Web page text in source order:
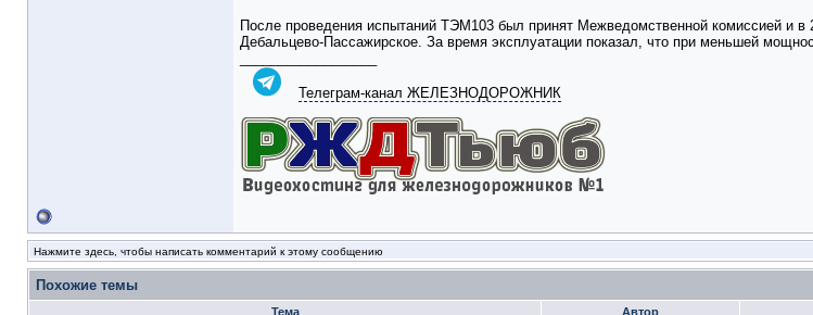
После проведения испытаний ТЭМ103 был принят Межведомственной комиссией и
Дебальцево-Пассажирское. За время эксплуатации показал, что при меньшей
Телеграм-канал ЖЕЛЕЗНОДОРОЖНИК
Нажмите здесь, чтобы написать комментарий к этому сообщению
Похожие темы
Тема Автор